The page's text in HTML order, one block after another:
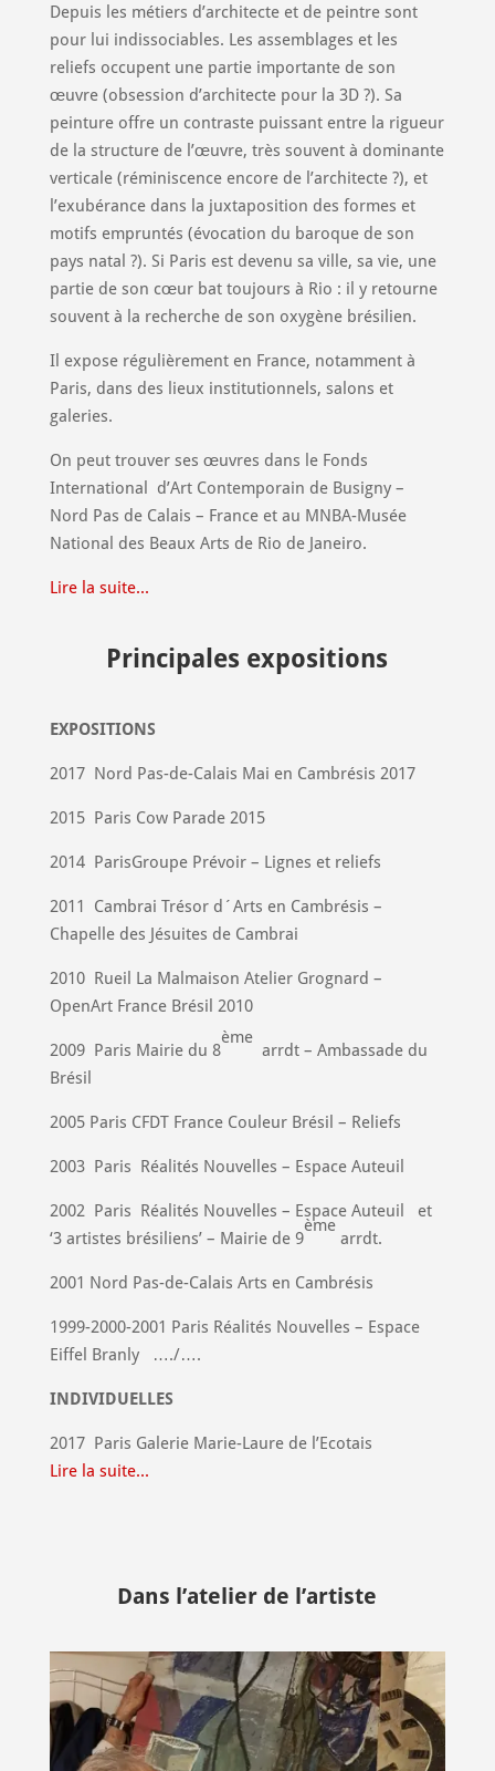
Depuis les métiers d’architecte et de peintre sont
pour lui indissociables. Les assemblages et les
reliefs occupent une partie importante de son
œuvre (obsession d’architecte pour la 3D ?). Sa
peinture offre un contraste puissant entre la rigueur
de la structure de l’œuvre, très souvent à dominante
verticale (réminiscence encore de l’architecte ?), et
l’exubérance dans la juxtaposition des formes et
motifs empruntés (évocation du baroque de son
pays natal ?). Si Paris est devenu sa ville, sa vie, une
partie de son cœur bat toujours à Rio : il y retourne
souvent à la recherche de son oxygène brésilien.
Il expose régulièrement en France, notamment à
Paris, dans des lieux institutionnels, salons et
galeries.
On peut trouver ses œuvres dans le Fonds
International
d’Art Contemporain de Busigny –
Nord Pas de Calais – France et au MNBA-Musée
National des Beaux Arts de Rio de Janeiro.
Lire la suite...
Principales expositions
EXPOSITIONS
2017 Nord Pas-de-Calais Mai en Cambrésis 2017
2015 Paris Cow Parade 2015
2014 ParisGroupe Prévoir – Lignes et reliefs
2011
Cambrai Trésor d´Arts en Cambrésis –
Chapelle des Jésuites de Cambrai
2010 Rueil La Malmaison Atelier Grognard –
OpenArt France Brésil 2010
2009 Paris Mairie du 8
ème
arrdt – Ambassade du
Brésil
2005 Paris CFDT France Couleur Brésil – Reliefs
2003 Paris Réalités Nouvelles – Espace Auteuil
2002 Paris Réalités Nouvelles – Espace Auteuil
et
‘3 artistes brésiliens’ – Mairie de 9
ème
arrdt.
2001 Nord Pas-de-Calais Arts en Cambrésis
1999-2000-2001 Paris Réalités Nouvelles – Espace
Eiffel Branly …./….
INDIVIDUELLES
2017 Paris Galerie Marie-Laure de l’Ecotais
Lire la suite...
Dans l’atelier de l’artiste